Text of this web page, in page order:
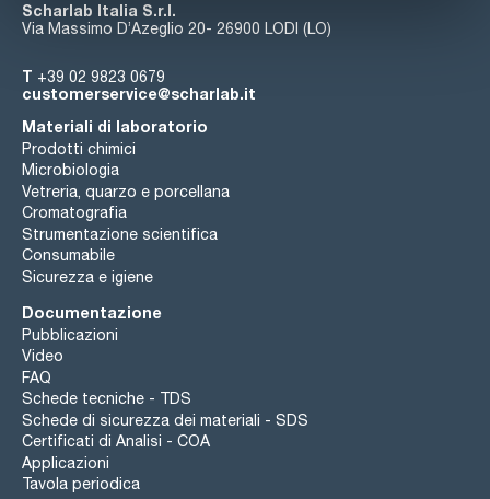
Scharlab Italia S.r.l.
Via Massimo D’Azeglio 20- 26900 LODI (LO)
T +39 02 9823 0679
customerservice@scharlab.it
Materiali di laboratorio
Prodotti chimici
Microbiologia
Vetreria, quarzo e porcellana
Cromatografia
Strumentazione scientifica
Consumabile
Sicurezza e igiene
Documentazione
Pubblicazioni
Video
FAQ
Schede tecniche - TDS
Schede di sicurezza dei materiali - SDS
Certificati di Analisi - COA
Applicazioni
Tavola periodica